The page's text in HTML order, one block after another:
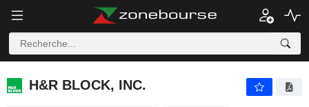
H&R BLOCK, INC.
H&R BLOCK, INC.